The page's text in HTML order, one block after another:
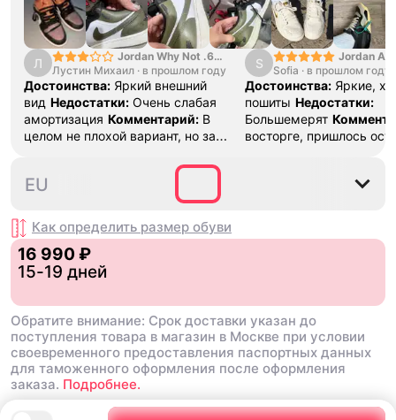
дело подделать любые
сертификаты сейчас
Сомнения - стелька
принт Сомнения -
торчит ( номжет быть и
оригинале) Сомнения -
ровный корректирую - это
оригиналы , и из-за того что обувь
масс маркет просто
Ответ
у вас на руках окажется
товар проходит
оригинальность,
подробно вы можете в
Блог «Проверка на
оригинальность»
Л
Jordan Why Not .6
"Bright Crimson" PF
Лустин Михаил · в прошлом году
Достоинства: Яркий внешний
вид Недостатки: Очень слабая
амортизация Комментарий: В
целом не плохой вариант, но за
множество других более хороших
баскетбольных кроссовок
S
Jordan Air
SE "Turf
Sofia · в прошлом году
Достоинства: Яркие,
пошиты Недостатки:
Большемерят
восторге, пришлось
38
EU
Как определить размер обуви
16 990 ₽
15-19 дней
Обратите внимание: Срок доставки указан до
поступления товара в магазин в Москве при условии
своевременного предоставления паспортных данных
для таможенного оформления после оформления
заказа. Подробнее.